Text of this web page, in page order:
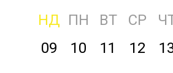
НД ПН ВТ СР
09
10 11 12